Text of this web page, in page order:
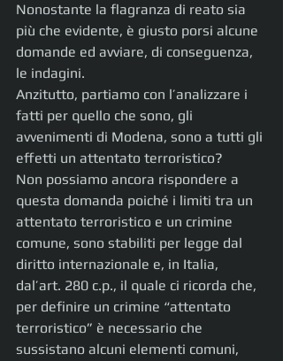
Nonostante la flagranza di reato sia
più che evidente, è giusto porsi alcune
domande ed avviare, di conseguenza,
le indagini.
Anzitutto, partiamo con l’analizzare i
fatti per quello che sono, gli
avvenimenti di Modena, sono a tutti gli
effetti un attentato terroristico?
Non possiamo ancora rispondere a
questa domanda poiché i limiti tra un
attentato terroristico e un crimine
comune, sono stabiliti per legge dal
diritto internazionale e, in Italia,
dal’art. 280 c.p., il quale ci ricorda che,
per definire un crimine “attentato
terroristico” è necessario che
sussistano alcuni elementi comuni,